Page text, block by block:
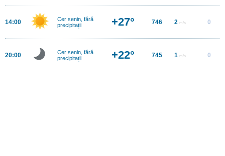
14:00
Cer senin, fără
precipitații
+27° 746 2 m/s 0
20:00
Cer senin, fără
precipitații
+22° 745 1 m/s 0